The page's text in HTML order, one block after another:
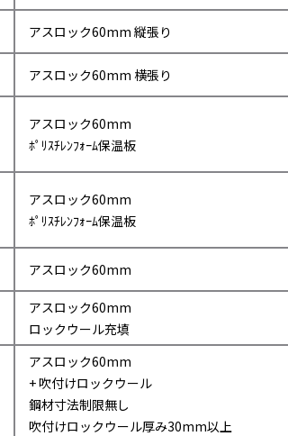
アスロック60mm 縦張り
アスロック60mm 横張り
アスロック60mm
ﾎﾟﾘｽﾁﾚﾝﾌｫｰﾑ保温板
アスロック60mm
ﾎﾟﾘｽﾁﾚﾝﾌｫｰﾑ保温板
アスロック60mm
アスロック60mm
ロックウール充填
アスロック60mm
+ 吹付けロックウール
鋼材寸法制限無し
吹付けロックウール厚み30mm以上